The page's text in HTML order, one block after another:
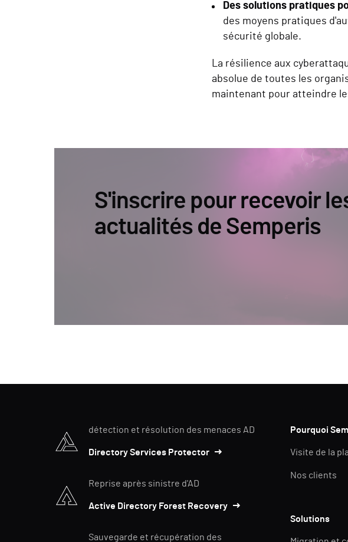
Des solutions pratiques
des moyens pratiques
sécurité globale.
La résilience aux
absolue de toutes les
maintenant pour atteindre
S'inscrire pour recevoir
actualités de Semperis
détection et résolution des menaces AD
Directory Services Protector
Reprise après sinistre d'AD
Active Directory Forest Recovery
Sauvegarde et récupération des
Pourquoi
Visite de la
Nos clients
Solutions